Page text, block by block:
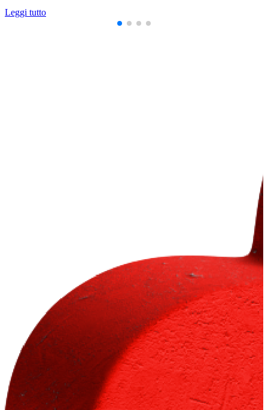
Leggi tutto